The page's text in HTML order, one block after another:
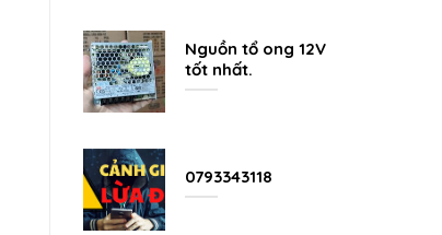
Nguồn tổ ong 12V
tốt nhất.
0793343118